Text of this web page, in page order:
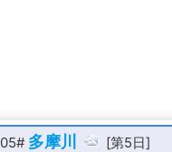
05# 多摩川 [第5日]